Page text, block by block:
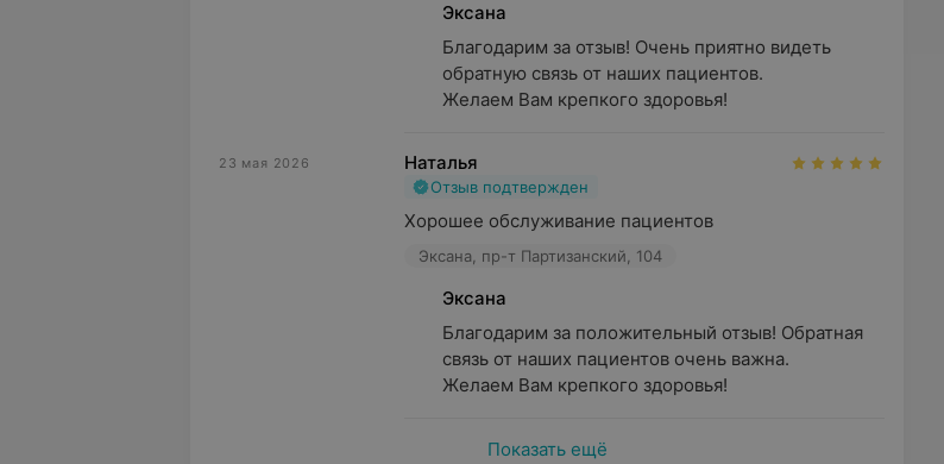
Эксана
Благодарим за отзыв! Очень приятно видеть
обратную связь от наших пациентов.
Желаем Вам крепкого здоровья!
23 мая 2026 Наталья
Отзыв подтвержден
Хорошее обслуживание пациентов
Эксана, пр-т Партизанский, 104
Эксана
Благодарим за положительный отзыв! Обратная
связь от наших пациентов очень важна.
Желаем Вам крепкого здоровья!
Показать ещё